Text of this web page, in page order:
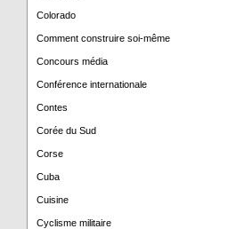
Colorado
Comment construire soi-même
Concours média
Conférence internationale
Contes
Corée du Sud
Corse
Cuba
Cuisine
Cyclisme militaire